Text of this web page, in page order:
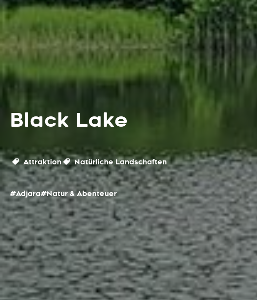
Black Lake
Attraktion Natürliche Landschaften
#Adjara#Natur & Abenteuer